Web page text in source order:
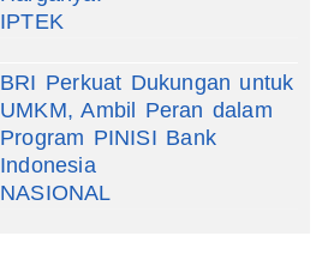
IPTEK
BRI Perkuat Dukungan untuk
UMKM, Ambil Peran dalam
Program PINISI Bank
Indonesia
NASIONAL